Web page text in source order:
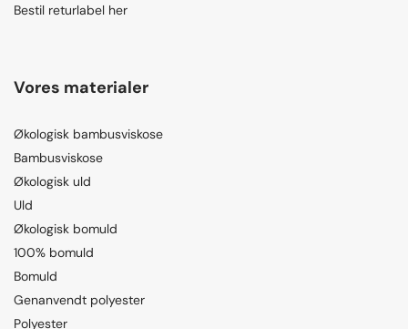
Bestil returlabel her
Vores materialer
Økologisk bambusviskose
Bambusviskose
Økologisk uld
Uld
Økologisk bomuld
100% bomuld
Bomuld
Genanvendt polyester
Polyester